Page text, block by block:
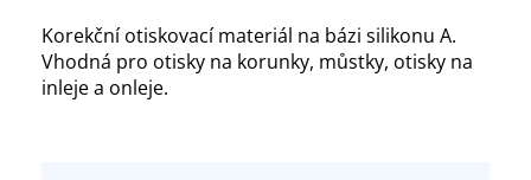
Korekční otiskovací materiál na bázi silikonu A.
Vhodná pro otisky na korunky, můstky, otisky na
inleje a onleje.